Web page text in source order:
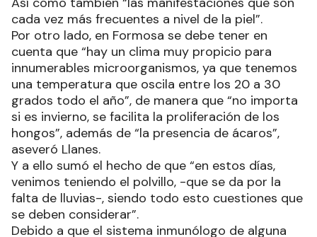
cada vez más frecuentes a nivel de la piel”.
Por otro lado, en Formosa se debe tener en
cuenta que “hay un clima muy propicio para
innumerables microorganismos, ya que tenemos
una temperatura que oscila entre los 20 a 30
grados todo el año”, de manera que “no importa
si es invierno, se facilita la proliferación de los
hongos”, además de “la presencia de ácaros”,
aseveró Llanes.
Y a ello sumó el hecho de que “en estos días,
venimos teniendo el polvillo, -que se da por la
falta de lluvias-, siendo todo esto cuestiones que
se deben considerar”.
Debido a que el sistema inmunólogo de alguna